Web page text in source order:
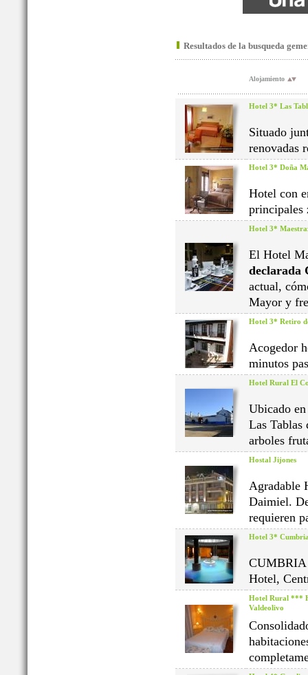
Resultados de la busqueda
Alojamiento
Hotel 3* Las
Situado
renovadas
Hotel 3* Doña
Hotel con
principales
Hotel 3*
El Hotel
declarada
actual,
Mayor y
Hotel 3* Retiro
Acogedor
minutos
Hotel Rural El
Ubicado
Las
arboles
Hostal Jijones
Agradable
Daimiel.
requieren
Hotel 3*
CUMBRIA
Hotel,
Hotel Rural ***
Valdeolivo